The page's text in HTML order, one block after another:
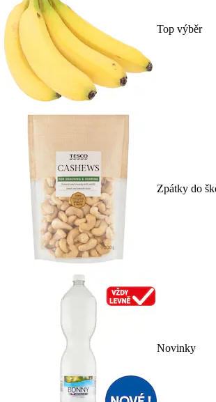
Top výběr
Zpátky do
Novinky